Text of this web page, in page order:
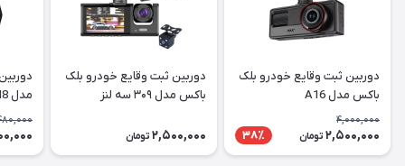
دوربین ثبت وقایع خودرو بلک
باکس مدل A16
4,000,000
2,500,000 تومان 38٪
دوربین ثبت وقایع خودرو بلک
باکس مدل ۳۰۹ سه لنز
2,500,000 تومان
مدل M8